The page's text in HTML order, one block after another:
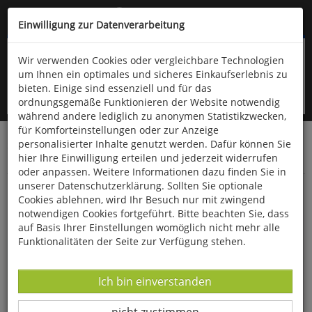
Kompletten Head der Seite überspringen
oder (06766) 9323-960
Startseite Bücher
Limpert Verlag
Kindergarten, Schule- und Vereinssport
Verschiedenes
Inklusion im und durch Sport
Einwilligung zur Datenverarbeitung
Wir verwenden Cookies oder vergleichbare Technologien
um Ihnen ein optimales und sicheres Einkaufserlebnis zu
bieten. Einige sind essenziell und für das
ordnungsgemäße Funktionieren der Website notwendig
während andere lediglich zu anonymen Statistikzwecken,
für Komforteinstellungen oder zur Anzeige
personalisierter Inhalte genutzt werden. Dafür können Sie
hier Ihre Einwilligung erteilen und jederzeit widerrufen
oder anpassen. Weitere Informationen dazu finden Sie in
unserer Datenschutzerklärung. Sollten Sie optionale
Cookies ablehnen, wird Ihr Besuch nur mit zwingend
notwendigen Cookies fortgeführt. Bitte beachten Sie, dass
auf Basis Ihrer Einstellungen womöglich nicht mehr alle
Funktionalitäten der Seite zur Verfügung stehen.
Datenverarbeitung -
Ich bin einverstanden